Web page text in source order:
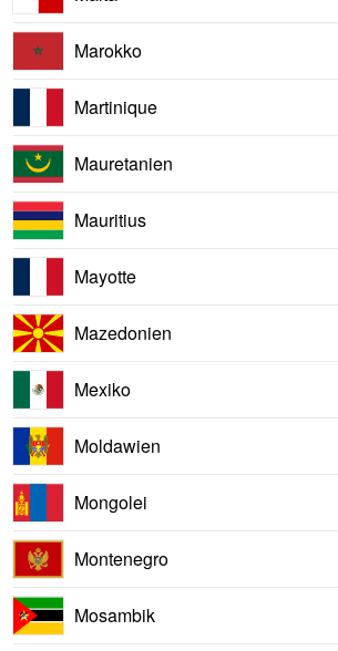
Marokko
Martinique
Mauretanien
Mauritius
Mayotte
Mazedonien
Mexiko
Moldawien
Mongolei
Montenegro
Mosambik